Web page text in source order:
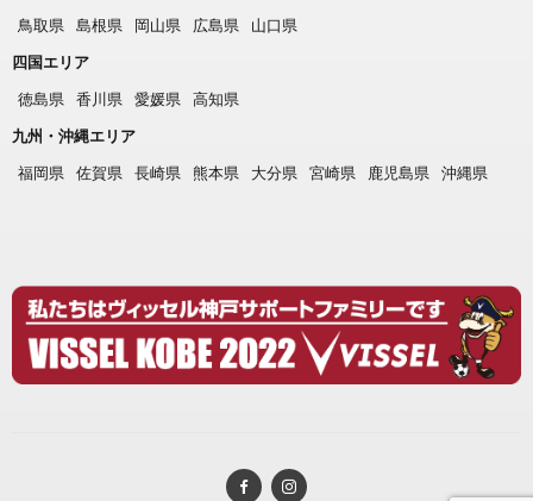
鳥取県
島根県 岡山県 広島県
山口県
四国エリア
徳島県
香川県 愛媛県
高知県
九州・沖縄エリア
福岡県
佐賀県 長崎県 熊本県 大分県 宮崎県 鹿児島県 沖縄県